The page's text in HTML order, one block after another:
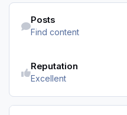
Find content
Posts
Find content
Reputation
Excellent